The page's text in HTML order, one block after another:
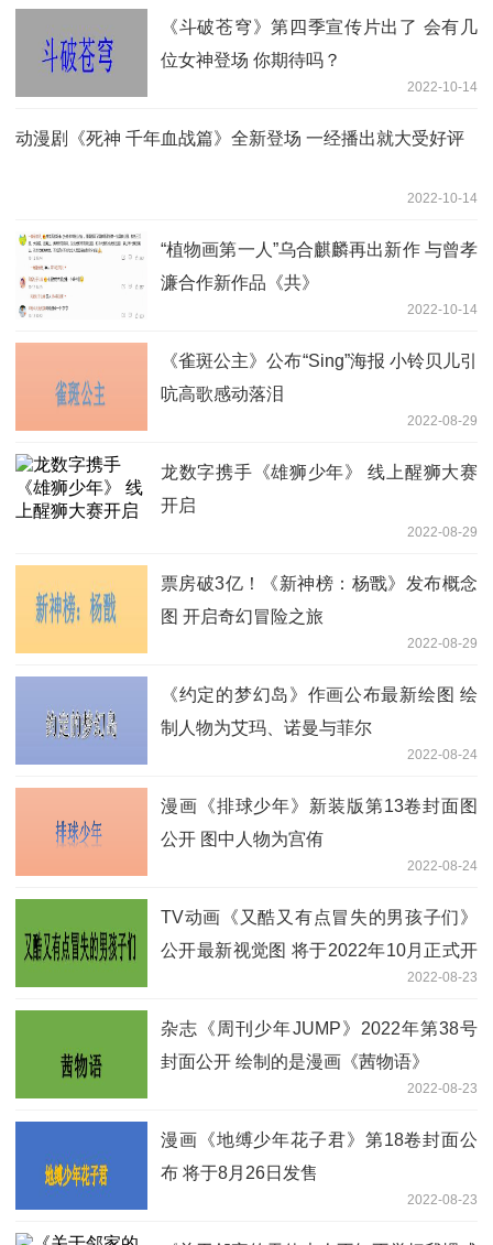
《斗破苍穹》第四季宣传片出了 会有几
位女神登场 你期待吗？
2022-10-14
动漫剧《死神 千年血战篇》全新登场 一经播出就大受好评
2022-10-14
“植物画第一人”乌合麒麟再出新作 与曾孝
濂合作新作品《共》
2022-10-14
《雀斑公主》公布“Sing”海报 小铃贝儿引
吭高歌感动落泪
2022-08-29
龙数字携手《雄狮少年》 线上醒狮大赛
开启
2022-08-29
票房破3亿！《新神榜：杨戬》发布概念
图 开启奇幻冒险之旅
2022-08-29
《约定的梦幻岛》作画公布最新绘图 绘
制人物为艾玛、诺曼与菲尔
2022-08-24
漫画《排球少年》新装版第13卷封面图
公开 图中人物为宫侑
2022-08-24
TV动画《又酷又有点冒失的男孩子们》
公开最新视觉图 将于2022年10月正式开
2022-08-23
杂志《周刊少年JUMP》2022年第38号
封面公开 绘制的是漫画《茜物语》
2022-08-23
漫画《地缚少年花子君》第18卷封面公
布 将于8月26日发售
2022-08-23